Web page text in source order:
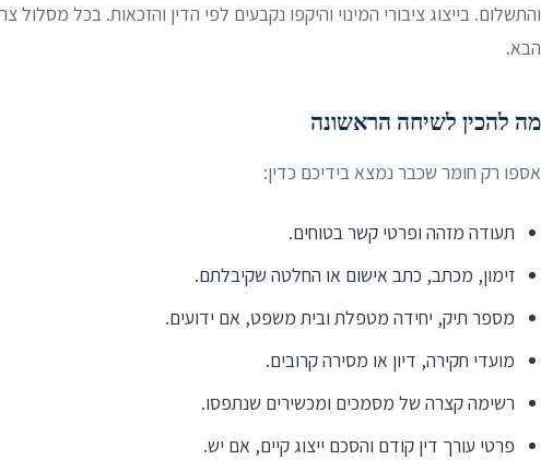
והתשלום. בייצוג ציבורי המינוי והיקפו נקבעים לפי הדין והזכאות. בכל
הבא.
מה להכין לשיחה הראשונה
אספו רק חומר שכבר נמצא בידיכם כדין:
תעודה מזהה ופרטי קשר בטוחים.
זימון, מכתב, כתב אישום או החלטה שקיבלתם.
מספר תיק, יחידה מטפלת ובית משפט, אם ידועים.
מועדי חקירה, דיון או מסירה קרובים.
רשימה קצרה של מסמכים ומכשירים שנתפסו.
פרטי עורך דין קודם והסכם ייצוג קיים, אם יש.